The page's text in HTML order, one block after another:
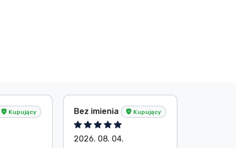
Kupujący Bez imienia Kupujący
2026. 08. 04.